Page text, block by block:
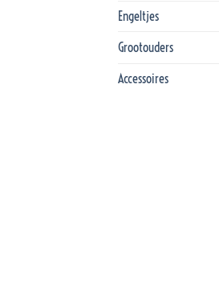
Engeltjes
Grootouders
Accessoires